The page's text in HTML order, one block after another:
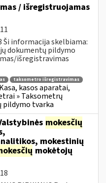
/ išregistruojamas
Ši informacija skelbiama:
jų dokumentų pildymo
išregistravimas
taksometro išregistravimas
Kasa, kasos aparatai,
» Taksometrų
pildymo tvarka
mokesčių
mokestinių
mokėtojų